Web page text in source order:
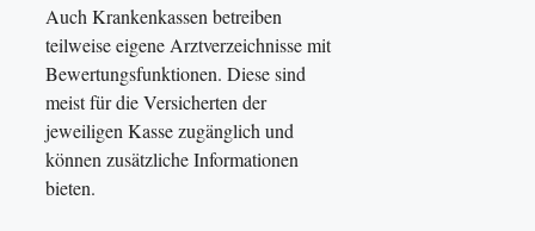
Auch Krankenkassen betreiben
teilweise eigene Arztverzeichnisse mit
Bewertungsfunktionen. Diese sind
meist für die Versicherten der
jeweiligen Kasse zugänglich und
können zusätzliche Informationen
bieten.